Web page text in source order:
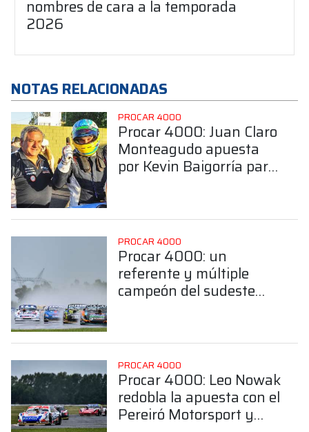
nombres de cara a la temporada
2026
NOTAS RELACIONADAS
PROCAR 4000
Procar 4000: Juan Claro
Monteagudo apuesta
por Kevin Baigorría para
PROCAR 4000
Procar 4000: un
referente y múltiple
campeón del sudeste
PROCAR 4000
Procar 4000: Leo Nowak
redobla la apuesta con el
Pereiró Motorsport y